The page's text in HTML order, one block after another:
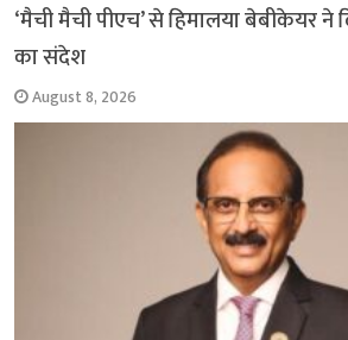
‘मैची मैची पीएच’ से हिमालया बेबीकेयर ने
का संदेश
August 8, 2026